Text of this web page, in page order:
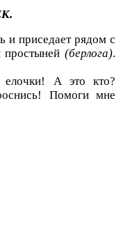
и приседает рядом с
(берлога).
А это кто?
Помоги мне